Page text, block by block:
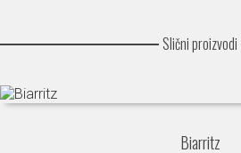
Slični proizvodi
Biarritz